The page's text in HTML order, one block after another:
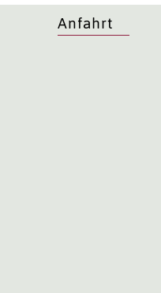
Anfahrt